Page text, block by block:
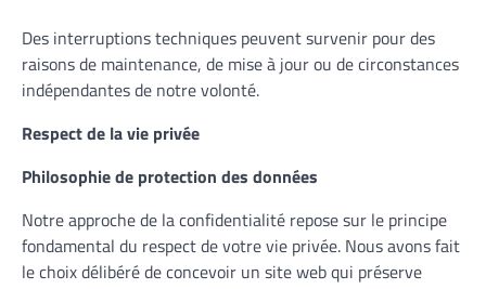
Des interruptions techniques peuvent survenir pour des
raisons de maintenance, de mise à jour ou de circonstances
indépendantes de notre volonté.
Respect de la vie privée
Philosophie de protection des données
Notre approche de la confidentialité repose sur le principe
fondamental du respect de votre vie privée. Nous avons fait
le choix délibéré de concevoir un site web qui préserve